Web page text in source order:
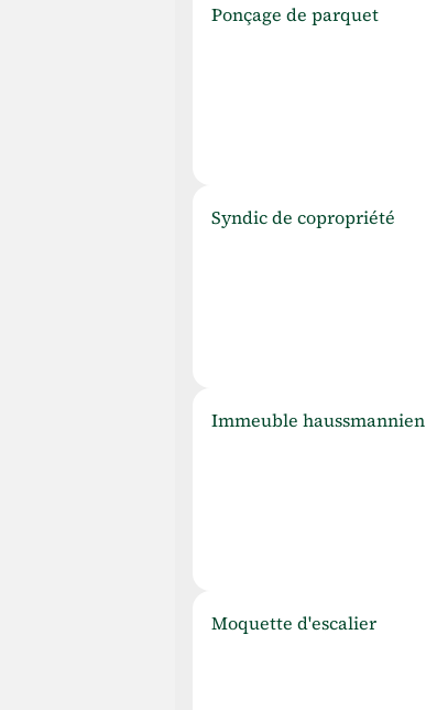
Ponçage de parquet
Syndic de copropriété
Immeuble haussmannien
Moquette d'escalier